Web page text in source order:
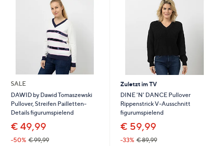
SALE
DAWID by Dawid Tomaszewski
Pullover, Streifen Pailletten-
Details figurumspielend
€ 49,99
-50% € 99,99
Zuletzt im TV
DINE 'N' DANCE Pullover
Rippenstrick V-Ausschnitt
figurumspielend
€ 59,99
-33% € 89,99